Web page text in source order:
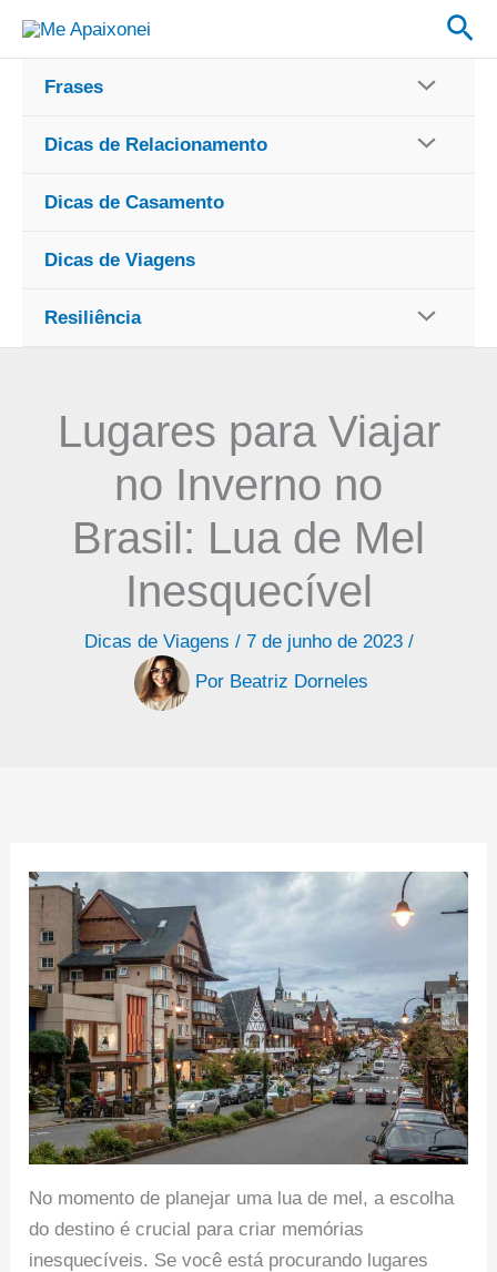
para
Frases
Dicas de Relacionamento
Dicas de Casamento
Dicas de Viagens
Resiliência
Lugares para Viajar
no Inverno no
Brasil: Lua de Mel
Inesquecível
Dicas de Viagens / 7 de junho de 2023 /
Por Beatriz Dorneles
No momento de planejar uma lua de mel, a escolha
do destino é crucial para criar memórias
inesquecíveis. Se você está procurando lugares